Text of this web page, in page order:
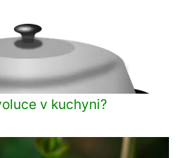
v kuchyni?